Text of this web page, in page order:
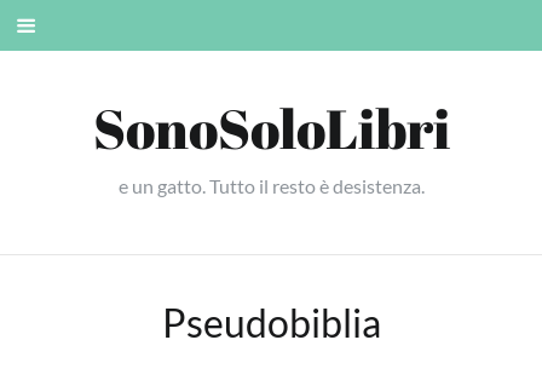
Skip
SonoSoloLibri
e un gatto. Tutto il resto è desistenza.
Pseudobiblia